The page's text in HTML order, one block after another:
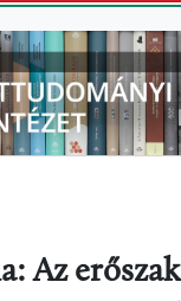
Az erőszak